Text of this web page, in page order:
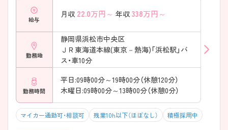
きます ・中途採用者が多く受け入れ体制が充実 ・院内勉強会や年1回の学
術発表あり ・プライマリー制×チームナーシングを採用 → 少しずつ自信
をつけていける環境です ――――――――――――――― ■ 子育て世
代も応援します♪ ――――――――――――――― 家庭との両立もし
っかりサポート ・院内託児所あり（「3歳まで利用可能」） ・急なお休みや早
退にも配慮される環境 ・産休・育休の取得実績あり → 長く安心して働け
る体制が整っています
給与
月収 22.0万円～ 年収 338万円～
勤務地
静岡県浜松市中央区
ＪＲ東海道本線(東京－熱海)「浜松駅」バ
ス・車10分
勤務時間
平日:09時00分～19時00分（休憩120分）
木曜日:09時00分～13時00分（休憩0分）
マイカー通勤可・相談可 残業10h以下（ほぼなし） 積極採用中